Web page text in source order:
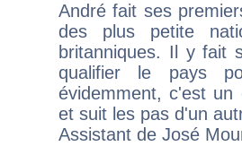
André fait ses
des plus petite
britanniques. Il y fait
qualifier le pays
évidemment, c'est
et suit les pas d'un
Assistant de José